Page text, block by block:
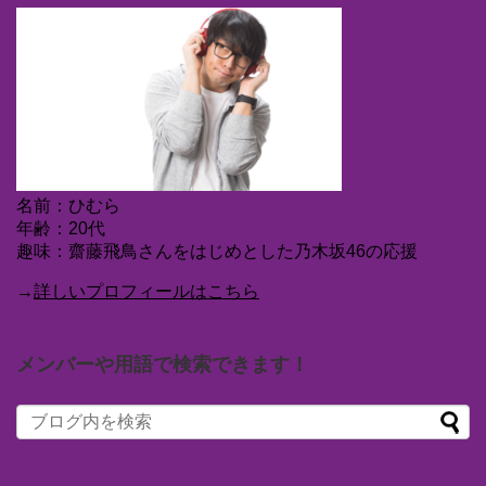
名前：ひむら
年齢：20代
趣味：齋藤飛鳥さんをはじめとした乃木坂46の応援
→詳しいプロフィールはこちら
メンバーや用語で検索できます！